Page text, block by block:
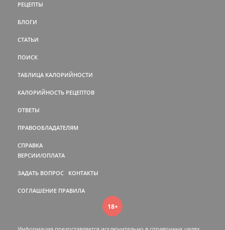
РЕЦЕПТЫ
БЛОГИ
СТАТЬИ
ПОИСК
ТАБЛИЦА КАЛОРИЙНОСТИ
КАЛОРИЙНОСТЬ РЕЦЕПТОВ
ОТВЕТЫ
ПРАВООБЛАДАТЕЛЯМ
СПРАВКА
ВЕРСИИ/ОПЛАТА
ЗАДАТЬ ВОПРОС КОНТАКТЫ
СОГЛАШЕНИЕ ПРАВИЛА
18+